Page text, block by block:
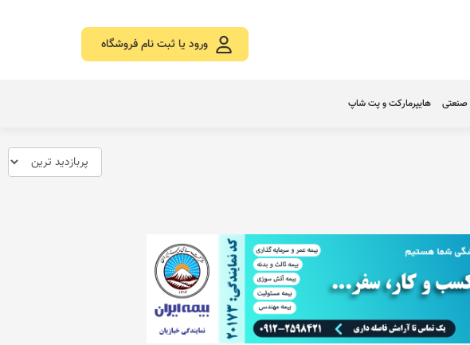
ورود یا ثبت نام فروشگاه
صنعتی هایپرمارکت و پت شاپ